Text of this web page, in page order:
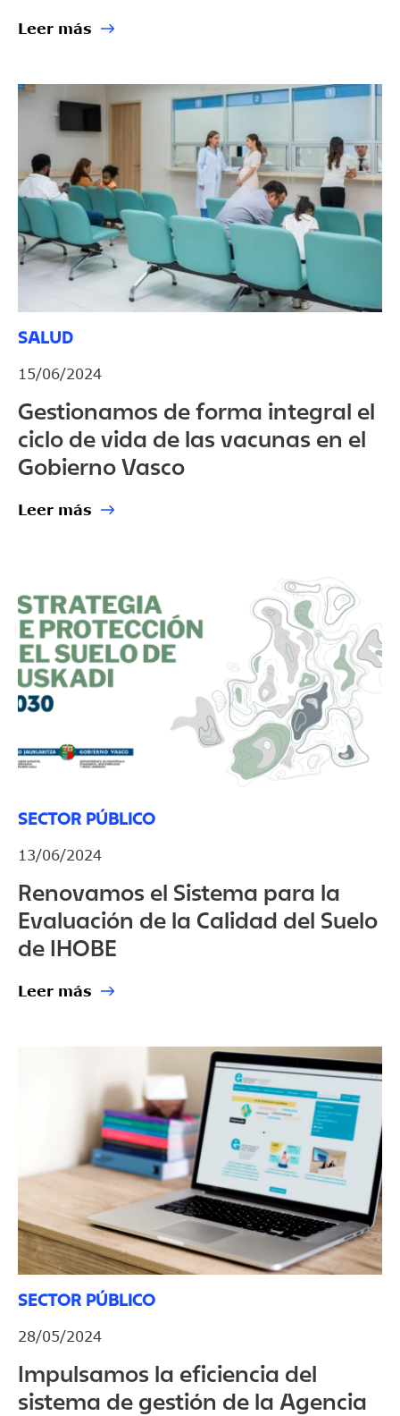
Leer más
SALUD
15/06/2024
Gestionamos de forma integral el
ciclo de vida de las vacunas en el
Gobierno Vasco
Leer más
SECTOR PÚBLICO
13/06/2024
Renovamos el Sistema para la
Evaluación de la Calidad del Suelo
de IHOBE
Leer más
SECTOR PÚBLICO
28/05/2024
Impulsamos la eficiencia del
sistema de gestión de la Agencia